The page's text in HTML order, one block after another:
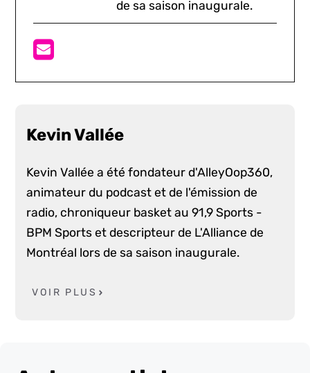
de sa saison inaugurale.
Kevin Vallée
Kevin Vallée a été fondateur d'AlleyOop360,
animateur du podcast et de l'émission de
radio, chroniqueur basket au 91,9 Sports -
BPM Sports et descripteur de L'Alliance de
Montréal lors de sa saison inaugurale.
VOIR PLUS